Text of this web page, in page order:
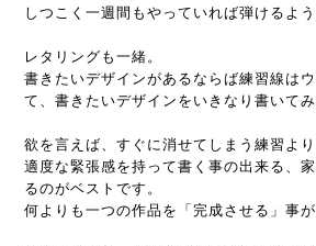
しつこく一週間もやっていれば弾けるよう
レタリングも一緒。
書きたいデザインがあるならば練習線は
て、書きたいデザインをいきなり書いてみ
欲を言えば、すぐに消せてしまう練習より
適度な緊張感を持って書く事の出来る、
るのがベストです。
何よりも一つの作品を「完成させる」事が